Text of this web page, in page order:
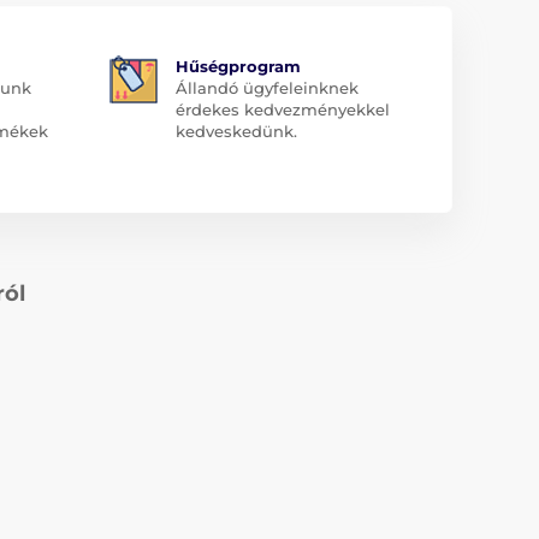
Hűségprogram
Állandó ügyfeleinknek
érdekes kedvezményekkel
kedveskedünk.